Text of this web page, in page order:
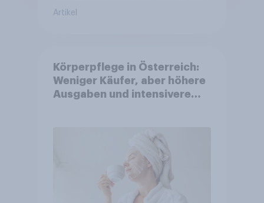
Artikel
Körperpflege in Österreich:
Weniger Käufer, aber höhere
Ausgaben und intensivere